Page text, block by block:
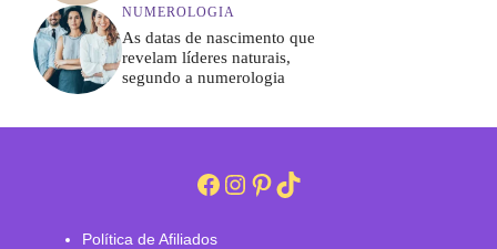
NUMEROLOGIA
As datas de nascimento que
revelam líderes naturais,
segundo a numerologia
Facebook
Instagram
Pinterest
TikTok
Política de Afiliados